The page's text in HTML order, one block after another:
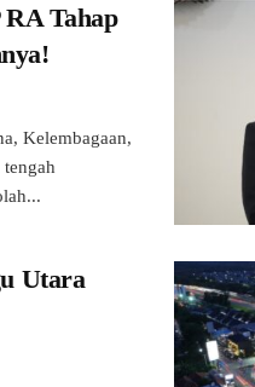
Tahap
Kelembagaan,
Utara